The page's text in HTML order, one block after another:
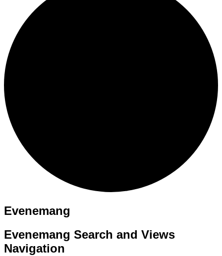
Evenemang
Evenemang Search and Views
Navigation